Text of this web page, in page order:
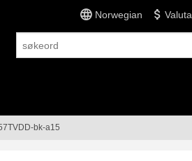
Norwegian Valuta
bk-a15